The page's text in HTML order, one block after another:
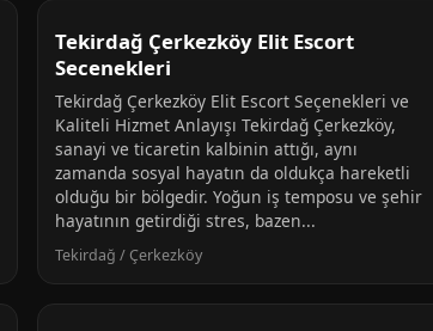
Tekirdağ Çerkezköy Elit Escort
Secenekleri
Tekirdağ Çerkezköy Elit Escort Seçenekleri ve
Kaliteli Hizmet Anlayışı Tekirdağ Çerkezköy,
sanayi ve ticaretin kalbinin attığı, aynı
zamanda sosyal hayatın da oldukça hareketli
olduğu bir bölgedir. Yoğun iş temposu ve şehir
hayatının getirdiği stres, bazen...
Tekirdağ / Çerkezköy